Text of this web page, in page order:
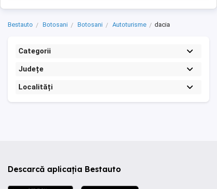
Bestauto Botosani Botosani Autoturisme dacia
Categorii
Județe
Localități
Descarcă aplicația Bestauto